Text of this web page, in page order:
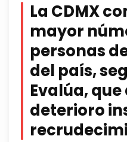
La CDMX
mayor
personas
del país,
Evalúa,
deterioro